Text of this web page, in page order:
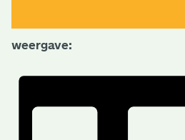
weergave: